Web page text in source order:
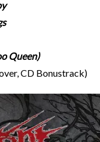
Queen)
CD Bonustrack)